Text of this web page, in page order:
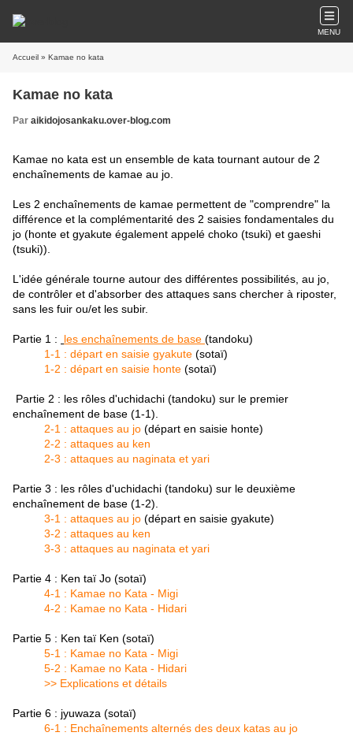
MENU
Accueil » Kamae no kata
Kamae no kata
Par aikidojosankaku.over-blog.com
Kamae no kata est un ensemble de kata tournant autour de 2
enchaînements de kamae au jo.
Les 2 enchaînements de kamae permettent de "comprendre" la
différence et la complémentarité des 2 saisies fondamentales du
jo (honte et gyakute également appelé choko (tsuki) et gaeshi
(tsuki)).
L'idée générale tourne autour des différentes possibilités, au jo,
de contrôler et d'absorber des attaques sans chercher à riposter,
sans les fuir ou/et les subir.
Partie 1 : les enchaînements de base (tandoku)
1-1 : départ en saisie gyakute (sotaï)
1-2 : départ en saisie honte (sotaï)
Partie 2 : les rôles d'uchidachi (tandoku) sur le premier
enchaînement de base (1-1).
2-1 : attaques au jo (départ en saisie honte)
2-2 : attaques au ken
2-3 : attaques au naginata et yari
Partie 3 : les rôles d'uchidachi (tandoku) sur le deuxième
enchaînement de base (1-2).
3-1 : attaques au jo (départ en saisie gyakute)
3-2 : attaques au ken
3-3 : attaques au naginata et yari
Partie 4 : Ken taï Jo (sotaï)
4-1 : Kamae no Kata - Migi
4-2 : Kamae no Kata - Hidari
Partie 5 : Ken taï Ken (sotaï)
5-1 : Kamae no Kata - Migi
5-2 : Kamae no Kata - Hidari
>> Explications et détails
Partie 6 : jyuwaza (sotaï)
6-1 : Enchaînements alternés des deux katas au jo